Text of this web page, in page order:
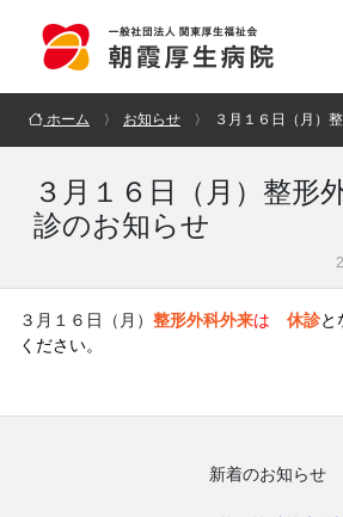
ホーム お知らせ
３月１６日（月）整
診のお知らせ
３月１６日（月） 整形外科外来は 休診と
ください。
新着のお知らせ